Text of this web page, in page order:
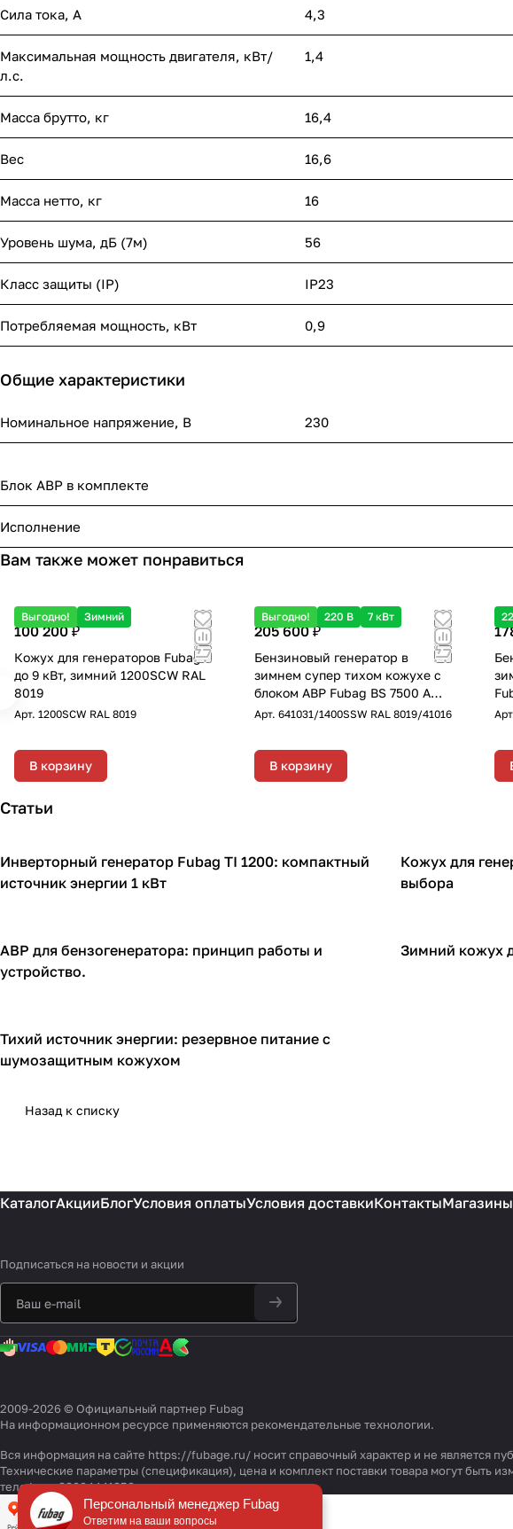
Сила тока, А 4,3
Максимальная мощность двигателя, кВт/
л.с.
1,4
Масса брутто, кг 16,4
Вес 16,6
Масса нетто, кг 16
Уровень шума, дБ (7м) 56
Класс защиты (IP) IP23
Потребляемая мощность, кВт 0,9
Общие характеристики
Номинальное напряжение, В 230
Блок АВР в комплекте
Исполнение
Вам также может понравиться
Выгодно! Зимний
100 200 ₽
Кожух для генераторов Fubag
до 9 кВт, зимний 1200SCW RAL
8019
Арт. 1200SCW RAL 8019
В корзину
Выгодно! 220 В 7 кВт
205 600 ₽
Бензиновый генератор в
зимнем супер тихом кожухе с
блоком АВР Fubag BS 7500 A
ES/1400SSW RAL 8019
Арт.641031/1400SSW RAL 8019/41016
В корзину
Статьи
Генераторы
Инверторный генератор Fubag TI 1200: компактный
источник энергии 1 кВт
Кожухи для
Кожух для
выбора
Генераторы
АВР для бензогенератора: принцип работы и
устройство.
Кожухи для
Зимний кожух
Кожухи для генераторов
Тихий источник энергии: резервное питание с
шумозащитным кожухом
Назад к списку
КаталогАкцииБлогУсловия оплатыУсловия доставкиКонтактыМагазины
Подписаться на новости и акции
2009-2026 © Официальный партнер Fubag
На информационном ресурсе применяются рекомендательные технологии.
Вся информация на сайте https://fubage.ru/ носит справочный характер и не является
Технические параметры (спецификация), цена и комплект поставки товара могут
телефону 88004441850
Персональный менеджер Fubag
Ответим на ваши вопросы